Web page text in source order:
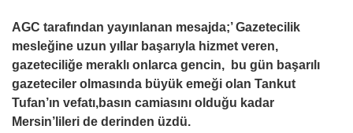
AGC tarafından yayınlanan mesajda;’ Gazetecilik
mesleğine uzun yıllar başarıyla hizmet veren,
gazeteciliğe meraklı onlarca gencin, bu gün başarılı
gazeteciler olmasında büyük emeği olan Tankut
Tufan’ın vefatı,basın camiasını olduğu kadar
Mersin’lileri de derinden üzdü.